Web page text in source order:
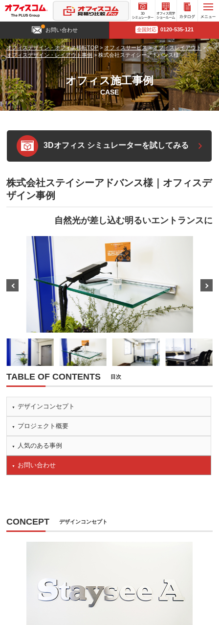
3D
シミュ
レータ
ー
オフィ
ス見学
ショー
ルーム
お問い合わせ 全国対応 0120-535-121
オフィスデザイン・オフィス移転TOP > オフィスサービス>オフィスレイアウト >
オフィスデザイン・レイアウト事例 >株式会社ステイシーアドバンス様
オフィス施工事例
CASE
3Dオフィス シミュレーターを試してみる
株式会社ステイシーアドバンス様｜オフィスデ
ザイン事例
自然光が差し込む明るいエントランスに
TABLE OF CONTENTS 目次
デザインコンセプト
プロジェクト概要
人気のある事例
お問い合わせ
CONCEPT デザインコンセプト